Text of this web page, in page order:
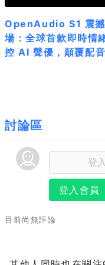
OpenAudio S1 震
場：全球首款即時情
控 AI 聲優，顛覆配
討論區
登入會員
目前尚無評論